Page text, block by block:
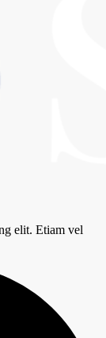
elit. Etiam vel